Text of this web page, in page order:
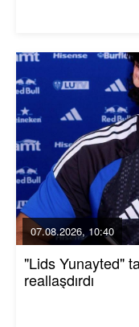
07.08.2026, 10:40
"Lids Yunayted"
reallaşdırdı